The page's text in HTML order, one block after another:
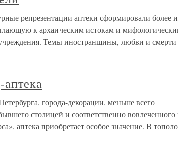
репрезентации аптеки сформировали более
к архаическим истокам и
Темы иностранщины, любви и смерти
города-декорации, меньше всего
столицей и соответственно вовлеченного
аптека приобретает особое значение. В